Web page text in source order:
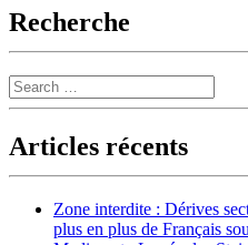
Recherche
Search
Articles récents
Zone interdite : Dérives
plus en plus de Français